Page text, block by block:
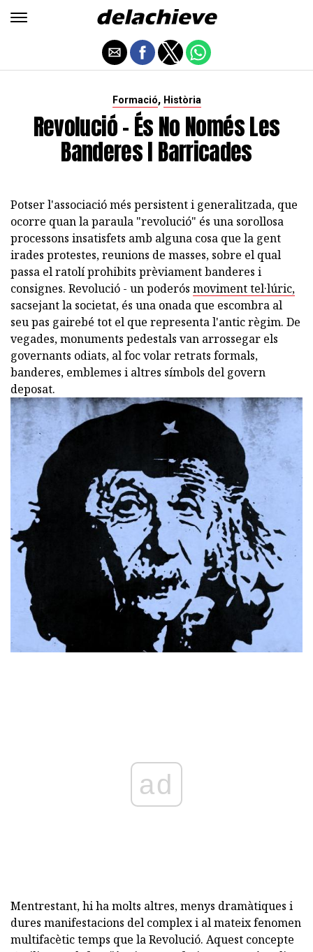
Formació, Història
Revolució - És No Només Les
Banderes I Barricades
Potser l'associació més persistent i generalitzada, que
ocorre quan la paraula "revolució" és una sorollosa
processons insatisfets amb alguna cosa que la gent
irades protestes, reunions de masses, sobre el qual
passa el ratolí prohibits prèviament banderes i
consignes. Revolució - un poderós moviment tel·lúric,
sacsejant la societat, és una onada que escombra al
seu pas gairebé tot el que representa l'antic règim. De
vegades, monuments pedestals van arrossegar els
governants odiats, al foc volar retrats formals,
banderes, emblemes i altres símbols del govern
deposat.
ad
Mentrestant, hi ha molts altres, menys dramàtiques i
dures manifestacions del complex i al mateix fenomen
multifacètic temps que la Revolució. Aquest concepte